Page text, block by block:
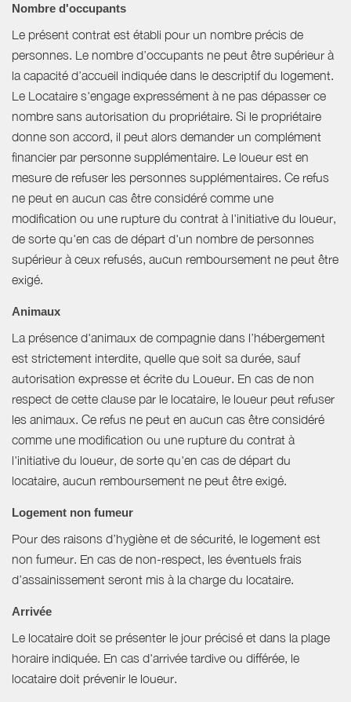
Nombre d'occupants
Le présent contrat est établi pour un nombre précis de
personnes. Le nombre d’occupants ne peut être supérieur à
la capacité d’accueil indiquée dans le descriptif du logement.
Le Locataire s'engage expressément à ne pas dépasser ce
nombre sans autorisation du propriétaire. Si le propriétaire
donne son accord, il peut alors demander un complément
financier par personne supplémentaire. Le loueur est en
mesure de refuser les personnes supplémentaires. Ce refus
ne peut en aucun cas être considéré comme une
modification ou une rupture du contrat à l'initiative du loueur,
de sorte qu'en cas de départ d'un nombre de personnes
supérieur à ceux refusés, aucun remboursement ne peut être
exigé.
Animaux
La présence d'animaux de compagnie dans l’hébergement
est strictement interdite, quelle que soit sa durée, sauf
autorisation expresse et écrite du Loueur. En cas de non
respect de cette clause par le locataire, le loueur peut refuser
les animaux. Ce refus ne peut en aucun cas être considéré
comme une modification ou une rupture du contrat à
l'initiative du loueur, de sorte qu'en cas de départ du
locataire, aucun remboursement ne peut être exigé.
Logement non fumeur
Pour des raisons d’hygiène et de sécurité, le logement est
non fumeur. En cas de non-respect, les éventuels frais
d’assainissement seront mis à la charge du locataire.
Arrivée
Le locataire doit se présenter le jour précisé et dans la plage
horaire indiquée. En cas d'arrivée tardive ou différée, le
locataire doit prévenir le loueur.